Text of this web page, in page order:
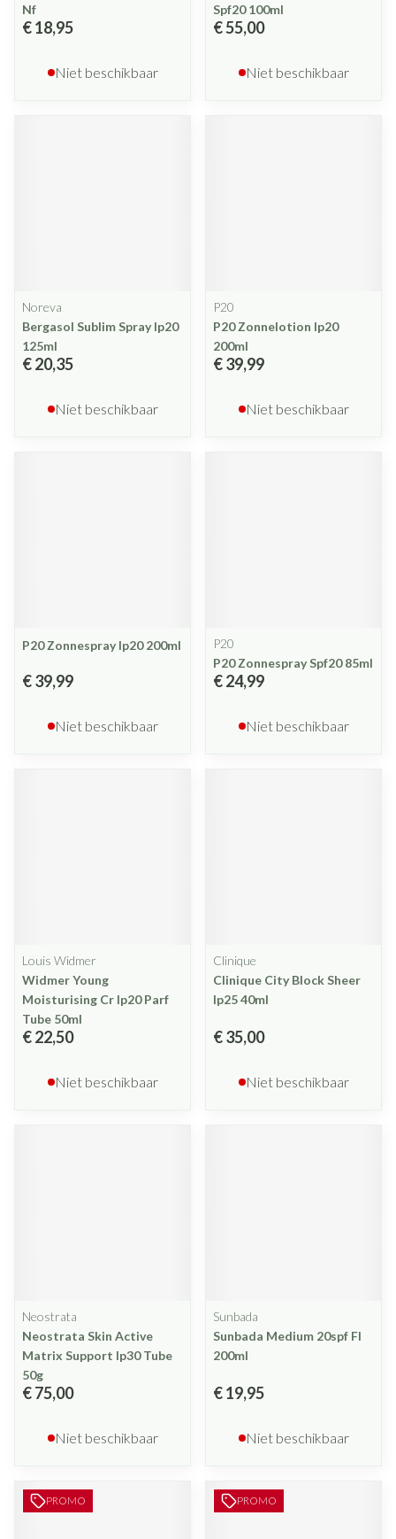
Nf
€ 18,95
Niet beschikbaar
Spf20 100ml
€ 55,00
Niet beschikbaar
Noreva
Bergasol Sublim Spray Ip20
125ml
€ 20,35
Niet beschikbaar
P20
P20 Zonnelotion Ip20
200ml
€ 39,99
Niet beschikbaar
P20 Zonnespray Ip20 200ml
€ 39,99
Niet beschikbaar
P20
P20 Zonnespray Spf20 85ml
€ 24,99
Niet beschikbaar
Louis Widmer
Widmer Young
Moisturising Cr Ip20 Parf
Tube 50ml
€ 22,50
Niet beschikbaar
Clinique
Clinique City Block Sheer
Ip25 40ml
€ 35,00
Niet beschikbaar
Neostrata
Neostrata Skin Active
Matrix Support Ip30 Tube
50g
€ 75,00
Niet beschikbaar
Sunbada
Sunbada Medium 20spf Fl
200ml
€ 19,95
Niet beschikbaar
PROMO PROMO